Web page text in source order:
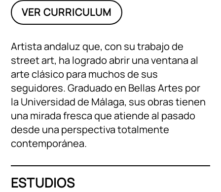
VER CURRICULUM
Artista andaluz que, con su trabajo de
street art, ha logrado abrir una ventana al
arte clásico para muchos de sus
seguidores. Graduado en Bellas Artes por
la Universidad de Málaga, sus obras tienen
una mirada fresca que atiende al pasado
desde una perspectiva totalmente
contemporánea.
ESTUDIOS